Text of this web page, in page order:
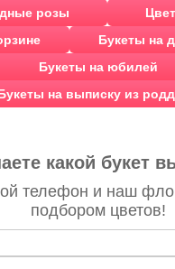
розы
Букеты на
Букеты на юбилей
на выписку из
какой букет
телефон и наш
подбором цветов!